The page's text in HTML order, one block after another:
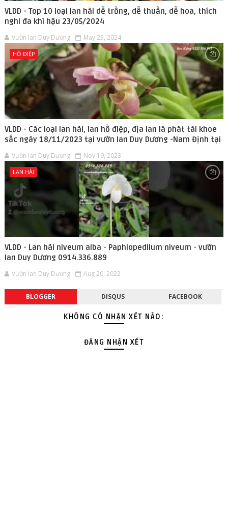
VLDD - Top 10 loại lan hài dễ trồng, dễ thuần, dễ hoa, thích
nghi đa khí hậu 23/05/2024
Vườn lan Duy Dương May 23, 2024
HỒ ĐIỆP
VLDD - Các loại lan hài, lan hồ điệp, địa lan lá phát tài khoe
sắc ngày 18/11/2023 tại vườn lan Duy Dương -Nam Định tại
Vườn lan Duy Dương Nov 19, 2023
LAN HÀI
VLDD - Lan hài niveum alba - Paphiopedilum niveum - vườn
lan Duy Dương 0914.336.889
Vườn lan Duy Dương Aug 20, 2022
BLOGGER DISQUS FACEBOOK
KHÔNG CÓ NHẬN XÉT NÀO:
ĐĂNG NHẬN XÉT